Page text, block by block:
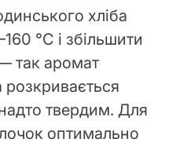
хліба
°C і збільшити
так аромат
розкривається
твердим. Для
оптимально